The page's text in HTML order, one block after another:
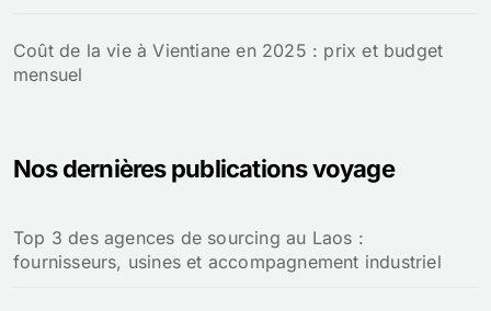
Coût de la vie à Vientiane en 2025 : prix et budget
mensuel
Nos dernières publications voyage
Top 3 des agences de sourcing au Laos :
fournisseurs, usines et accompagnement industriel